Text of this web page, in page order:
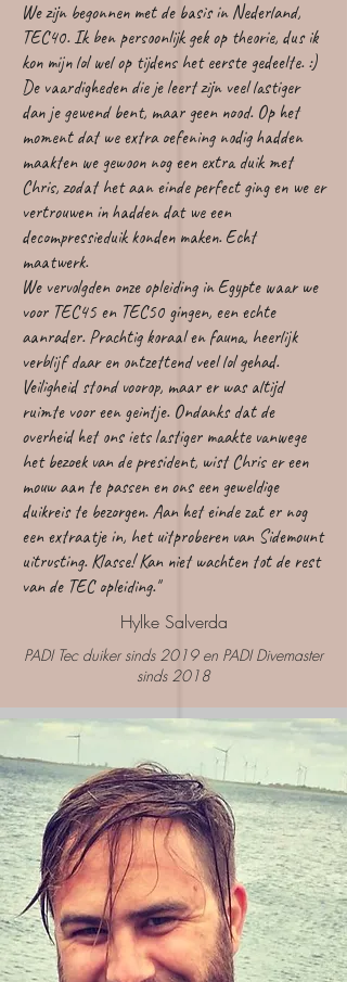
We zijn begonnen met de basis in Nederland,
TEC40. Ik ben persoonlijk gek op theorie, dus ik
kon mijn lol wel op tijdens het eerste gedeelte. :)
De vaardigheden die je leert zijn veel lastiger
dan je gewend bent, maar geen nood. Op het
moment dat we extra oefening nodig hadden
maakten we gewoon nog een extra duik met
Chris, zodat het aan einde perfect ging en we er
vertrouwen in hadden dat we een
decompressieduik konden maken. Echt
maatwerk.
We vervolgden onze opleiding in Egypte waar we
voor TEC45 en TEC50 gingen, een echte
aanrader. Prachtig koraal en fauna, heerlijk
verblijf daar en ontzettend veel lol gehad.
Veiligheid stond voorop, maar er was altijd
ruimte voor een geintje. Ondanks dat de
overheid het ons iets lastiger maakte vanwege
het bezoek van de president, wist Chris er een
mouw aan te passen en ons een geweldige
duikreis te bezorgen. Aan het einde zat er nog
een extraatje in, het uitproberen van Sidemount
uitrusting. Klasse! Kan niet wachten tot de rest
van de TEC opleiding."
Hylke Salverda
PADI Tec duiker sinds 2019 en PADI Divemaster
sinds 2018